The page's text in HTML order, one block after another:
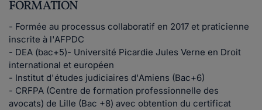
FORMATION
- Formée au processus collaboratif en 2017 et praticienne
inscrite à l'AFPDC
- DEA (bac+5)- Université Picardie Jules Verne en Droit
international et européen
- Institut d'études judiciaires d'Amiens (Bac+6)
- CRFPA (Centre de formation professionnelle des
avocats) de Lille (Bac +8) avec obtention du certificat